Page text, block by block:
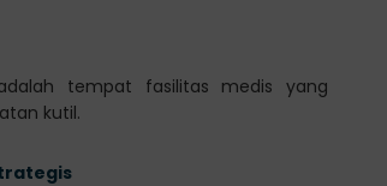
tempat fasilitas medis yang
kutil.